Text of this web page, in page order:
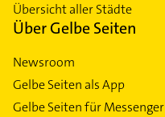
Übersicht aller Städte
Über Gelbe Seiten
Newsroom
Gelbe Seiten als App
Gelbe Seiten für Messenger